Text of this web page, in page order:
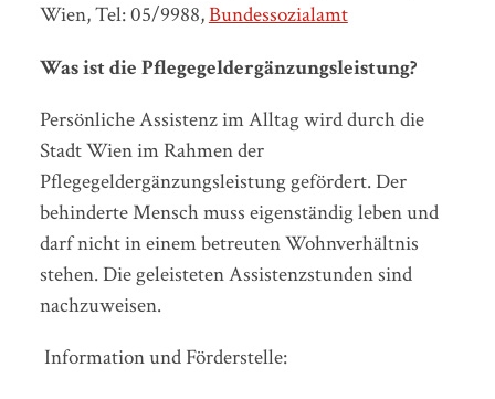
Wien, Tel: 05/9988,Bundessozialamt
Was ist die Pflegegeldergänzungsleistung?
Persönliche Assistenz im Alltag wird durch die
Stadt Wien im Rahmen der
Pflegegeldergänzungsleistung gefördert. Der
behinderte Mensch muss eigenständig leben und
darf nicht in einem betreuten Wohnverhältnis
stehen. Die geleisteten Assistenzstunden sind
nachzuweisen.
Information und Förderstelle: